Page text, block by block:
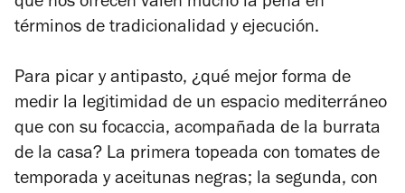
que nos ofrecen valen mucho la pena en
términos de tradicionalidad y ejecución.
Para picar y antipasto, ¿qué mejor forma de
medir la legitimidad de un espacio mediterráneo
que con su focaccia, acompañada de la burrata
de la casa? La primera topeada con tomates de
temporada y aceitunas negras; la segunda, con